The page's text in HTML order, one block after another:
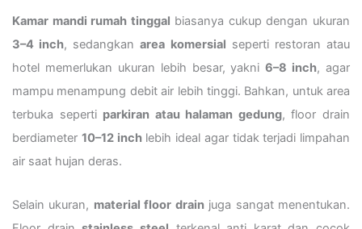
Kamar mandi rumah tinggal biasanya cukup dengan ukuran
3–4 inch, sedangkanarea komersial seperti restoran atau
hotel memerlukan ukuran lebih besar, yakni6–8 inch, agar
mampu menampung debit air lebih tinggi. Bahkan, untuk area
terbuka seperti parkiran atau halaman gedung, floor drain
berdiameter 10–12 inchlebih ideal agar tidak terjadi limpahan
air saat hujan deras.
Selain ukuran, material floor drainjuga sangat menentukan.